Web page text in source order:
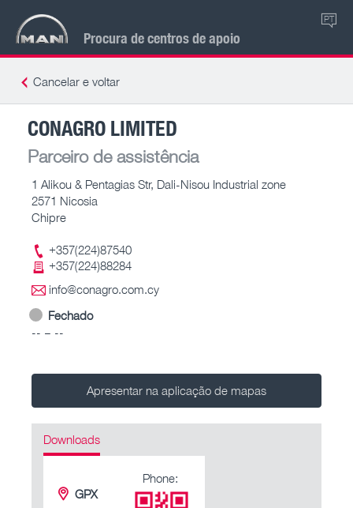
Procura de centros de apoio
PT
Cancelar e voltar
CONAGRO LIMITED
Parceiro de assistência
1 Alikou & Pentagias Str, Dali-Nisou Industrial zone
2571 Nicosia
Chipre
+357(224)87540
+357(224)88284
info@conagro.com.cy
Fechado
-- – --
Apresentar na aplicação de mapas
Downloads
GPX
Phone: